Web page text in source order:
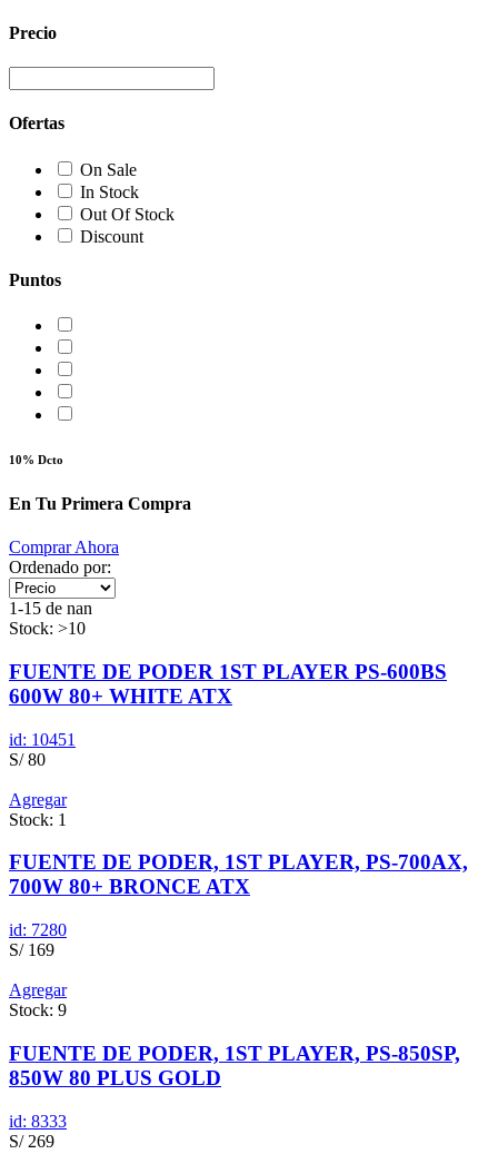
Precio
Ofertas
On Sale
In Stock
Out Of Stock
Discount
Puntos
10% Dcto
En Tu Primera Compra
Comprar Ahora
Ordenado por:
1-15 de nan
Stock: >10
FUENTE DE PODER 1ST PLAYER PS-600BS
600W 80+ WHITE ATX
id: 10451
S/ 80
Agregar
Stock: 1
FUENTE DE PODER, 1ST PLAYER, PS-700AX,
700W 80+ BRONCE ATX
id: 7280
S/ 169
Agregar
Stock: 9
FUENTE DE PODER, 1ST PLAYER, PS-850SP,
850W 80 PLUS GOLD
id: 8333
S/ 269